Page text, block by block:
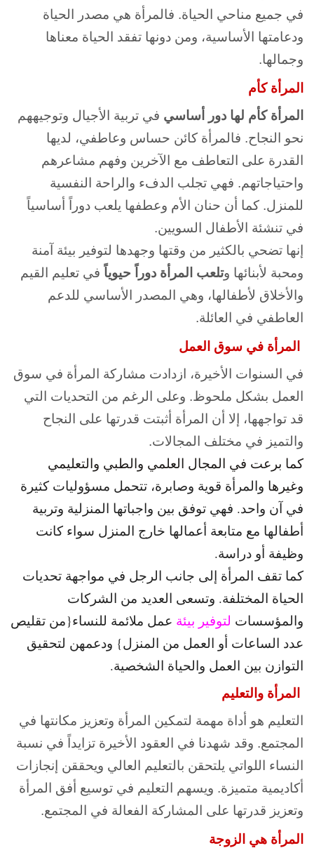
في جميع مناحي الحياة. فالمرأة هي مصدر الحياة
ودعامتها الأساسية، ومن دونها تفقد الحياة معناها
وجمالها.
المرأة كأم
المرأة كأم لها دور أساسي في تربية الأجيال وتوجيههم
نحو النجاح. فالمرأة كائن حساس وعاطفي، لديها
القدرة على التعاطف مع الآخرين وفهم مشاعرهم
واحتياجاتهم. فهي تجلب الدفء والراحة النفسية
للمنزل. كما أن حنان الأم وعطفها يلعب دوراً أساسياً
في تنشئة الأطفال السويين.
إنها تضحي بالكثير من وقتها وجهدها لتوفير بيئة آمنة
ومحبة لأبنائها وتلعب المرأة دوراً حيوياً في تعليم القيم
والأخلاق لأطفالها، وهي المصدر الأساسي للدعم
العاطفي في العائلة.
المرأة في سوق العمل
في السنوات الأخيرة، ازدادت مشاركة المرأة في سوق
العمل بشكل ملحوظ. وعلى الرغم من التحديات التي
قد تواجهها، إلا أن المرأة أثبتت قدرتها على النجاح
والتميز في مختلف المجالات.
كما برعت في المجال العلمي والطبي والتعليمي
وغيرها والمرأة قوية وصابرة، تتحمل مسؤوليات كثيرة
في آن واحد. فهي توفق بين واجباتها المنزلية وتربية
أطفالها مع متابعة أعمالها خارج المنزل سواء كانت
وظيفة أو دراسة.
كما تقف المرأة إلى جانب الرجل في مواجهة تحديات
الحياة المختلفة. وتسعى العديد من الشركات
والمؤسسات لتوفير بيئة عمل ملائمة للنساء{من تقليص
عدد الساعات أو العمل من المنزل} ودعمهن لتحقيق
التوازن بين العمل والحياة الشخصية.
المرأة والتعليم
التعليم هو أداة مهمة لتمكين المرأة وتعزيز مكانتها في
المجتمع. وقد شهدنا في العقود الأخيرة تزايداً في نسبة
النساء اللواتي يلتحقن بالتعليم العالي ويحققن إنجازات
أكاديمية متميزة. ويسهم التعليم في توسيع أفق المرأة
وتعزيز قدرتها على المشاركة الفعالة في المجتمع.
المرأة هي الزوجة